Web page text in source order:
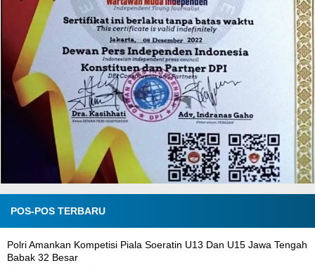
POS-POS TERBARU
Polri Amankan Kompetisi Piala Soeratin U13 Dan U15 Jawa Tengah
Babak 32 Besar